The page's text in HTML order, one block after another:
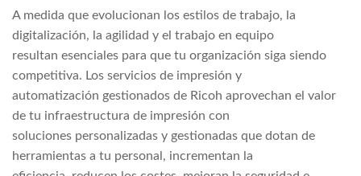
A medida que evolucionan los estilos de trabajo, la
digitalización, la agilidad y el trabajo en equipo
resultan esenciales para que tu organización siga siendo
competitiva. Los servicios de impresión y
automatización gestionados de Ricoh aprovechan el valor
de tu infraestructura de impresión con
soluciones personalizadas y gestionadas que dotan de
herramientas a tu personal, incrementan la